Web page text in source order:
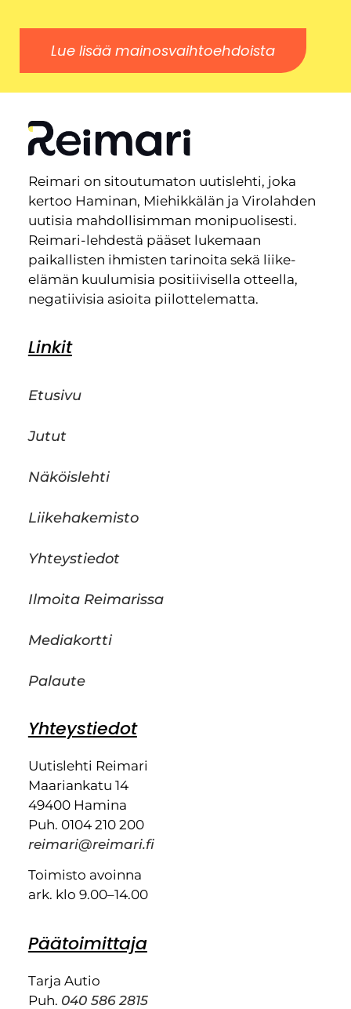
Lue lisää mainosvaihtoehdoista
Reimari on sitoutumaton uutislehti, joka
kertoo Haminan, Miehikkälän ja Virolahden
uutisia mahdollisimman monipuolisesti.
Reimari-lehdestä pääset lukemaan
paikallisten ihmisten tarinoita sekä liike-
elämän kuulumisia positiivisella otteella,
negatiivisia asioita piilottelematta.
Linkit
Etusivu
Jutut
Näköislehti
Liikehakemisto
Yhteystiedot
Ilmoita Reimarissa
Mediakortti
Palaute
Yhteystiedot
Uutislehti Reimari
Maariankatu 14
49400 Hamina
Puh. 0104 210 200
reimari@reimari.fi
Toimisto avoinna
ark. klo 9.00–14.00
Päätoimittaja
Tarja Autio
Puh. 040 586 2815